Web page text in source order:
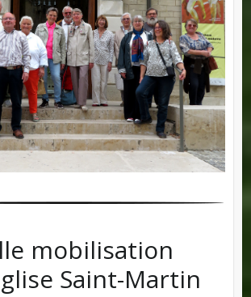
mobilisation
Saint-Martin